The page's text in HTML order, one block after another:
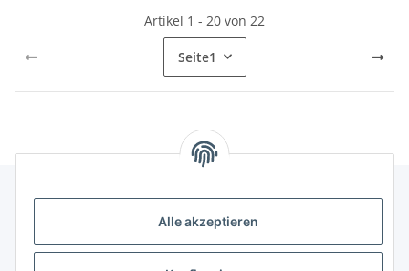
Alle akzeptieren
Artikel 1 - 20 von 22
Seite1